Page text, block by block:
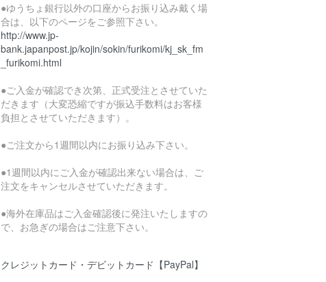
●ゆうちょ銀行以外の口座からお振り込み戴く場
合は、以下のページをご参照下さい。
http://www.jp-
bank.japanpost.jp/kojin/sokin/furikomi/kj_sk_fm
_furikomi.html
●ご入金が確認でき次第、正式受注とさせていた
だきます（大変恐縮ですが振込手数料はお客様
負担とさせていただきます）。
●ご注文から1週間以内にお振り込み下さい。
●1週間以内にご入金が確認出来ない場合は、ご
注文をキャンセルさせていただきます。
●海外在庫品はご入金確認後に発注いたしますの
で、お急ぎの場合はご注意下さい。
クレジットカード・デビットカード【PayPal】